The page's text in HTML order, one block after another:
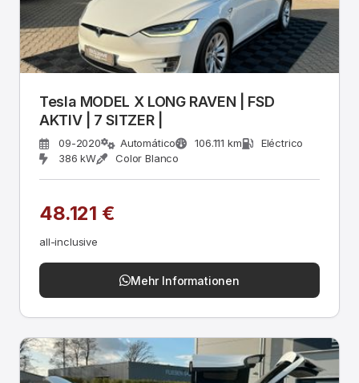
Tesla MODEL X LONG RAVEN | FSD
AKTIV | 7 SITZER |
09-2020 Automático 106.111 km
Eléctrico
386 kW
Color Blanco
48.121 €
all-inclusive
Mehr Informationen